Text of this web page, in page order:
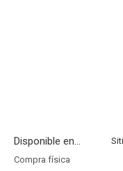
Disponible en...
Compra física